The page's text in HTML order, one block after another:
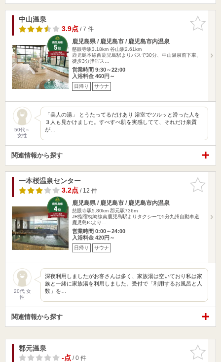
お気に入
りに追加
中山温泉
3.9点/ 7 件
鹿児島県 / 鹿児島市 / 鹿児島市内温泉
慈眼寺駅3.18km 谷山駅2.61km
鹿児島本線西鹿児島駅よりバスで30分、中山温泉前下車、
徒歩3分指宿ス…
営業時間 9:30～22:00
入浴料金 460円～
日帰り サウナ
50代～
女性
「美人の湯」 とうたってるだけあり 浴室でツルッと滑った人を
３人も見かけました。すべすべ肌を実感してて、それだけ泉質
が…
関連情報から探す
お気に入
りに追加
一本桜温泉センター
3.2点/ 12 件
鹿児島県 / 鹿児島市 / 鹿児島市内温泉
慈眼寺駅5.80km 郡元駅736m
JR指宿枕崎線南鹿児島駅よりタクシーで5分九州自動車道
鹿児島ICより…
営業時間 0:00～24:00
入浴料金 420円～
日帰り サウナ
20代 女
性
深夜利用しましたがお客さんは多く、家族湯は空いており私は家
族と一緒に家族湯を利用しました。受付で「利用するお風呂と人
数」を…
関連情報から探す
お気に入
りに追加
郡元温泉
-点/ 0 件